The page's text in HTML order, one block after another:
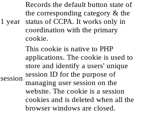
1 year
Records the default button state of
the corresponding category & the
status of CCPA. It works only in
coordination with the primary
cookie.
session
This cookie is native to PHP
applications. The cookie is used to
store and identify a users' unique
session ID for the purpose of
managing user session on the
website. The cookie is a session
cookies and is deleted when all the
browser windows are closed.